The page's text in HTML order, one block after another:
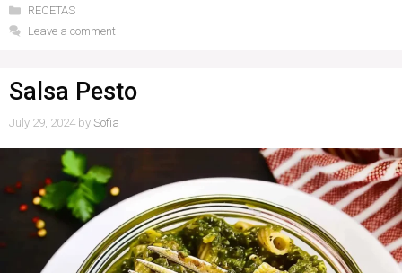
Categories
RECETAS
Leave a comment
Salsa Pesto
July 29, 2024 by Sofia